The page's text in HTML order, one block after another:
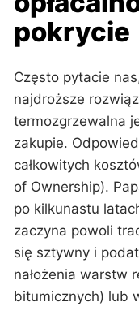
pokrycie
Często pytacie
najdroższe
termozgrzewalna
zakupie.
całkowitych
of Ownership).
po kilkunastu
zaczyna powoli
się sztywny i
nałożenia warstw
bitumicznych) lub